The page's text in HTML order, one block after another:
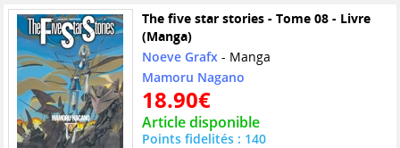
The five star stories - Tome 08 - Livre
(Manga)
Noeve Grafx - Manga
Mamoru Nagano
18.90€
Article disponible
Points fidelités : 140